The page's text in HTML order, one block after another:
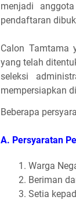
menjadi
pendaftaran
Calon Tamtama
yang telah
seleksi
mempersiapkan
Beberapa
A. Persyaratan
Warga
Beriman
Setia